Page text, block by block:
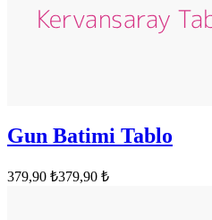
Gun Batimi Tablo
379,90 ₺379,90 ₺